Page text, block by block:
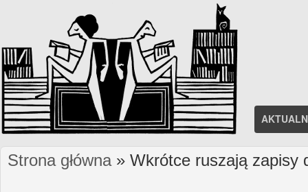
Jesteś tutaj
Strona główna» Wkrótce ruszają zapisy